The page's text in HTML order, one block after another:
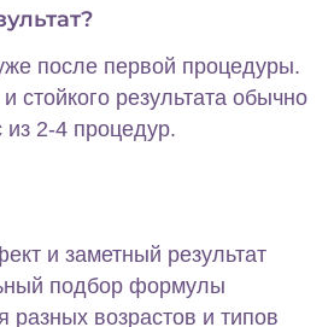
после первой процедуры.
стойкого результата обычно
из 2-4 процедур.
и заметный результат
подбор формулы
разных возрастов и типов